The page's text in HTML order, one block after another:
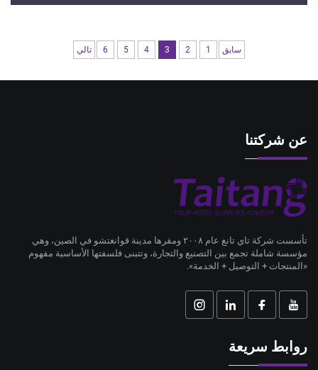
سابق 1
2
3
4
5
6 تالي
عن شركتنا
تأسست شركة تاي تانغ عام ٢٠٠٨ ومقرها مدينة قوانغتشو في الصين، وهي
مؤسسة شاملة تجمع بين التصنيع والتجارة، وتتبنى فلسفتها الأساسية مفهوم
«المنتجات + التوصيل + الخدمة».
روابط سريعة